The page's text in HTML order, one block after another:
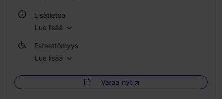
Lisätietoa
Ryhmäruokailut: Kyllä
Istumapaikkoja ulkona: 40
Lue lisää
Esteettömyys
Esteetön pääsy skootterilla
Lue lisää
Varaa nyt